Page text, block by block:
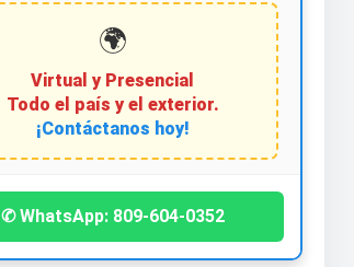
🌍
Virtual y Presencial
Todo el país y el exterior.
¡Contáctanos hoy!
✆ WhatsApp: 809-604-0352